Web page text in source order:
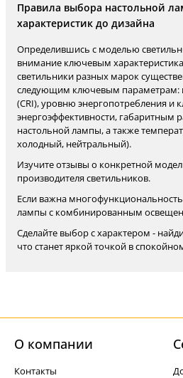
Правила выбора настольной
характеристик до дизайна
Определившись с моделью
внимание ключевым
светильники разных марок
следующим ключевым параметрам:
(CRI), уровню энергопотребления и
энергоэффективности, габаритным
настольной лампы, а также
холодный, нейтральный).
Изучите отзывы о конкретной
производителя светильников.
Если важна
лампы с комбинированным
Сделайте выбор с характером -
что станет яркой точкой в
О компании
Контакты